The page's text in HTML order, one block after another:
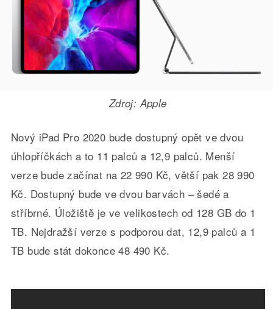
Zdroj: Apple
Nový iPad Pro 2020 bude dostupný opět ve dvou
úhlopříčkách a to 11 palců a 12,9 palců. Menší
verze bude začínat na 22 990 Kč, větší pak 28 990
Kč. Dostupný bude ve dvou barvách – šedé a
stříbrné. Úložiště je ve velikostech od 128 GB do 1
TB. Nejdražší verze s podporou dat, 12,9 palců a 1
TB bude stát dokonce 48 490 Kč.